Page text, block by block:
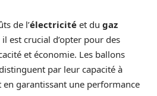
de l’électricité et du gaz
est crucial d’opter pour des
et économie. Les ballons
par leur capacité à
garantissant une performance